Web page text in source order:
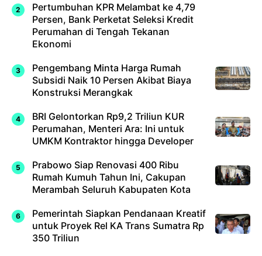
Pertumbuhan KPR Melambat ke 4,79
Persen, Bank Perketat Seleksi Kredit
Perumahan di Tengah Tekanan
Ekonomi
Pengembang Minta Harga Rumah
Subsidi Naik 10 Persen Akibat Biaya
Konstruksi Merangkak
BRI Gelontorkan Rp9,2 Triliun KUR
Perumahan, Menteri Ara: Ini untuk
UMKM Kontraktor hingga Developer
Prabowo Siap Renovasi 400 Ribu
Rumah Kumuh Tahun Ini, Cakupan
Merambah Seluruh Kabupaten Kota
Pemerintah Siapkan Pendanaan Kreatif
untuk Proyek Rel KA Trans Sumatra Rp
350 Triliun